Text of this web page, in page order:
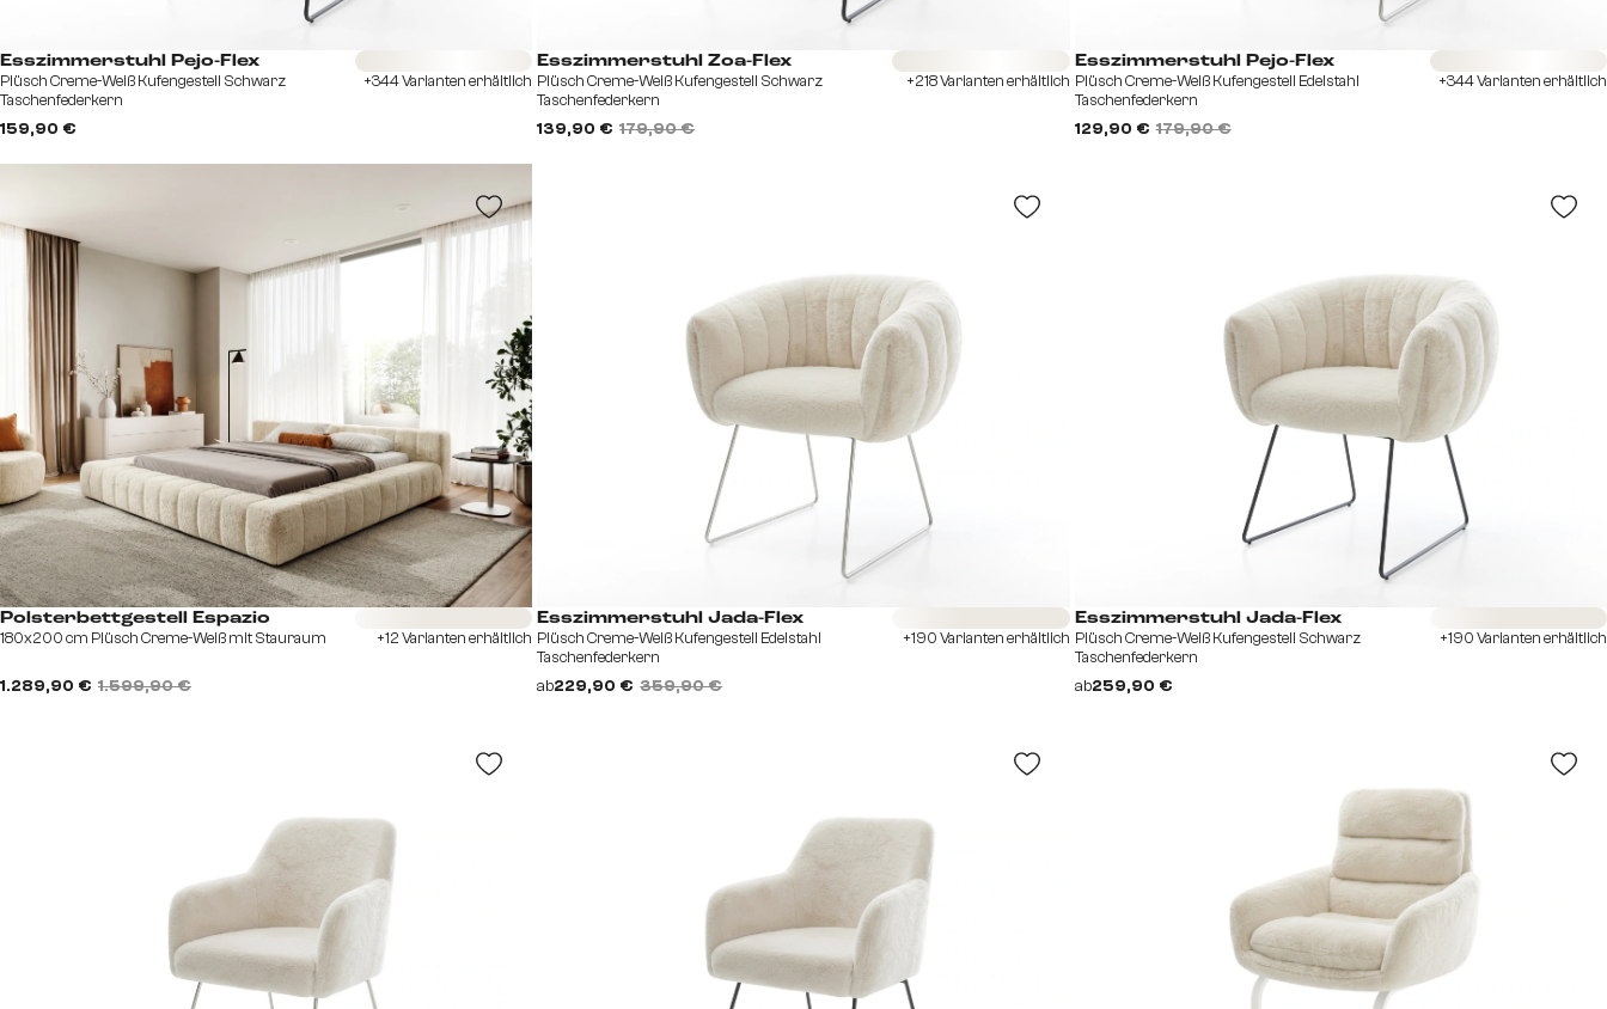
Esszimmerstuhl Pejo-Flex
Plüsch Creme-Weiß Kufengestell Schwarz
Taschenfederkern
159,90 €
+344 Varianten erhältlich
Esszimmerstuhl Zoa-Flex
Plüsch Creme-Weiß Kufengestell Schwarz
Taschenfederkern
139,90 € 179,90 €
+218 Varianten erhältlich
Esszimmerstuhl Pejo-Flex
Plüsch Creme-Weiß Kufengestell Edelstahl
Taschenfederkern
129,90 € 179,90 €
+344 Varianten erhältlich
Polsterbettgestell Espazio
180x200 cm Plüsch Creme-Weiß mit Stauraum
1.289,90 € 1.599,90 €
Sofort versandfertig
+12 Varianten erhältlich
Esszimmerstuhl Jada-Flex
Plüsch Creme-Weiß Kufengestell Edelstahl
Taschenfederkern
ab229,90 € 359,90 €
Sofort versandfertig
+190 Varianten erhältlich
Esszimmerstuhl Jada-Flex
Plüsch Creme-Weiß Kufengestell Schwarz
Taschenfederkern
ab259,90 €
Sofort versandfertig
+190 Varianten erhältlich